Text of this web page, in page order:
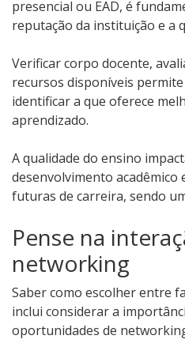
presencial ou EAD, é
reputação da instituição e a
Verificar corpo docente,
recursos disponíveis
identificar a que oferece
aprendizado.
A qualidade do ensino
desenvolvimento acadêmico
futuras de carreira, sendo
Pense na
networking
Saber como escolher entre
inclui considerar a
oportunidades de